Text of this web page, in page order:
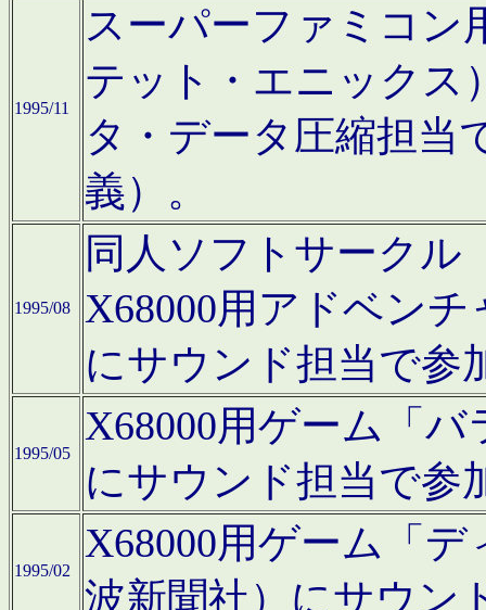
1995/11
スーパーファミコン
テット・エニックス
タ・データ圧縮担当
義）。
1995/08
同人ソフトサークル
X68000用アドベン
にサウンド担当で参
1995/05
X68000用ゲーム「
にサウンド担当で参
1995/02
X68000用ゲーム「
波新聞社）にサウン